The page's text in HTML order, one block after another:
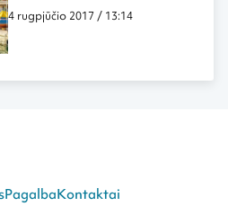
4 rugpjūčio 2017 / 13:14
PagalbaKontaktai